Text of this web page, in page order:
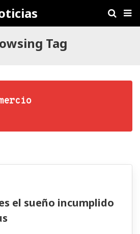
Tag
el sueño incumplido